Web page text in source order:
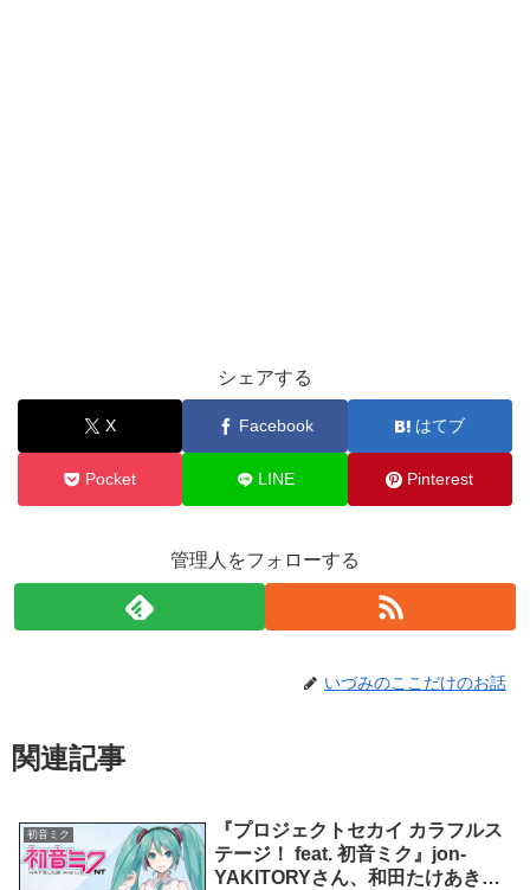
シェアする
X Facebook はてブ
Pocket LINE Pinterest
管理人をフォローする
いづみのここだけのお話
関連記事
初音ミク
『プロジェクトセカイ カラフルス
テージ！ feat. 初音ミク』jon-
YAKITORYさん、和田たけあきさ